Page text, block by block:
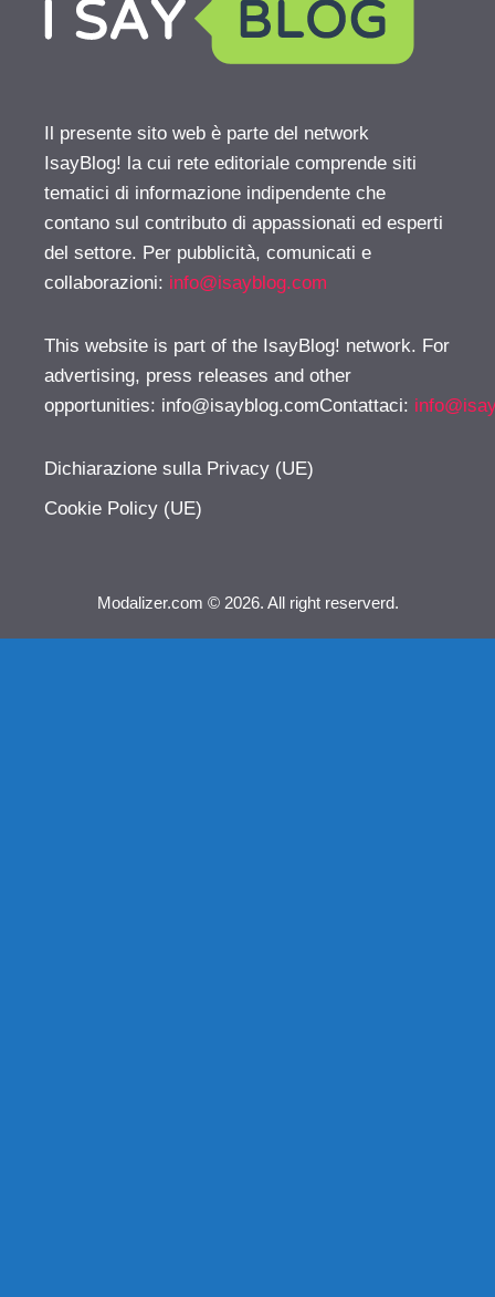
Il presente sito web è parte del network
IsayBlog! la cui rete editoriale comprende siti
tematici di informazione indipendente che
contano sul contributo di appassionati ed esperti
del settore. Per pubblicità, comunicati e
collaborazioni: info@isayblog.com
This website is part of the IsayBlog! network. For
advertising, press releases and other
opportunities: info@isayblog.comContattaci:
Dichiarazione sulla Privacy (UE)
Cookie Policy (UE)
Modalizer.com © 2026. All right reserverd.